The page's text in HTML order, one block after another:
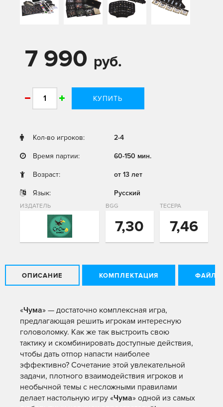
7 990 руб.
КУПИТЬ
Кол-во игроков: 2-4
Время партии: 60-150 мин.
Возраст: от 13 лет
Язык: Русский
ИЗДАТЕЛЬ BGG
7,30
ТЕСЕРА
7,46
ОПИСАНИЕ КОМПЛЕКТАЦИЯ ФАЙЛЫ
«Чума» — достаточно комплексная игра,
предлагающая решить игрокам интересную
головоломку. Как же так выстроить свою
тактику и скомбинировать доступные действия,
чтобы дать отпор напасти наиболее
эффективно? Сочетание этой увлекательной
задачи, плотного взаимодействия игроков и
необычной темы с несложными правилами
делает настольную игру «Чума» одной из самых